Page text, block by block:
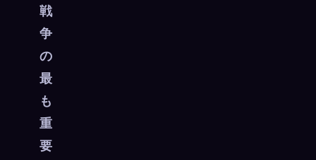
戦
争
の
最
も
重
要
☁️
0